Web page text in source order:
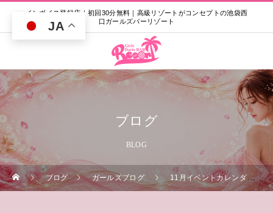
インボイス登録店｜初回30分無料｜高級リゾートがコンセプトの池袋西
口ガールズバーリゾート
ブログ
BLOG
ブログ ガールズブログ 11月イベントカレンダー🐿
JA